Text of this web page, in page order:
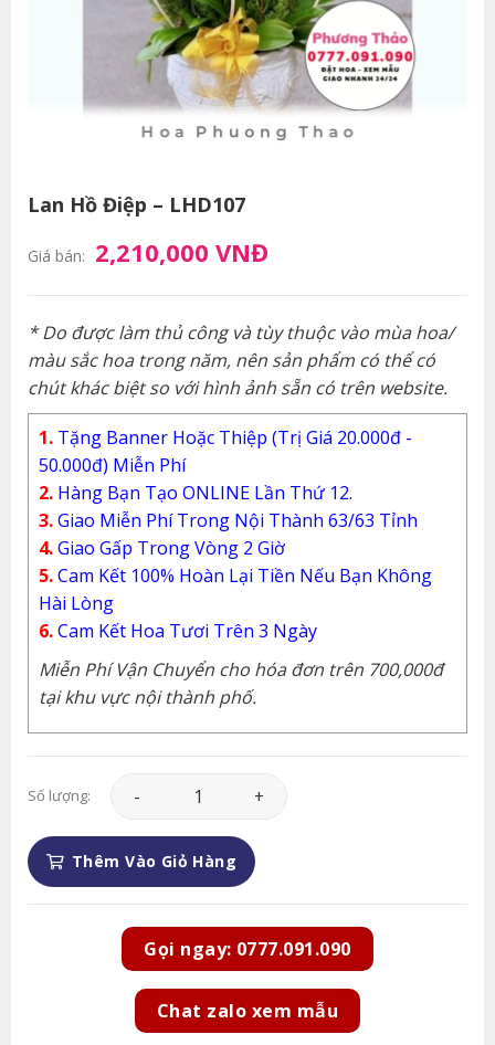
Lan Hồ Điệp – LHD107
Giá bán: 2,210,000 VNĐ
* Do được làm thủ công và tùy thuộc vào mùa hoa/
màu sắc hoa trong năm, nên sản phẩm có thể có
chút khác biệt so với hình ảnh sẵn có trên website.
1. Tặng Banner Hoặc Thiệp (Trị Giá 20.000đ -
50.000đ) Miễn Phí
2. Hàng Bạn Tạo ONLINE Lần Thứ 12.
3.Giao Miễn Phí Trong Nội Thành 63/63 Tỉnh
4.Giao Gấp Trong Vòng 2 Giờ
5.Cam Kết 100% Hoàn Lại Tiền Nếu Bạn Không
Hài Lòng
6.Cam Kết Hoa Tươi Trên 3 Ngày
Miễn Phí Vận Chuyển cho hóa đơn trên 700,000đ
tại khu vực nội thành phố.
Số lượng: Lan Hồ Điệp - LHD107 số lượng
Thêm Vào Giỏ Hàng
Gọi ngay: 0777.091.090
Chat zalo xem mẫu